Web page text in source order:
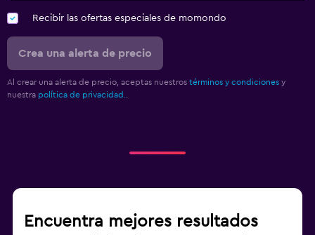
Recibir las ofertas especiales de momondo
Crea una alerta de precio
Al crear una alerta de precio, aceptas nuestros términos y condiciones y
nuestra política de privacidad.
Encuentra mejores resultados